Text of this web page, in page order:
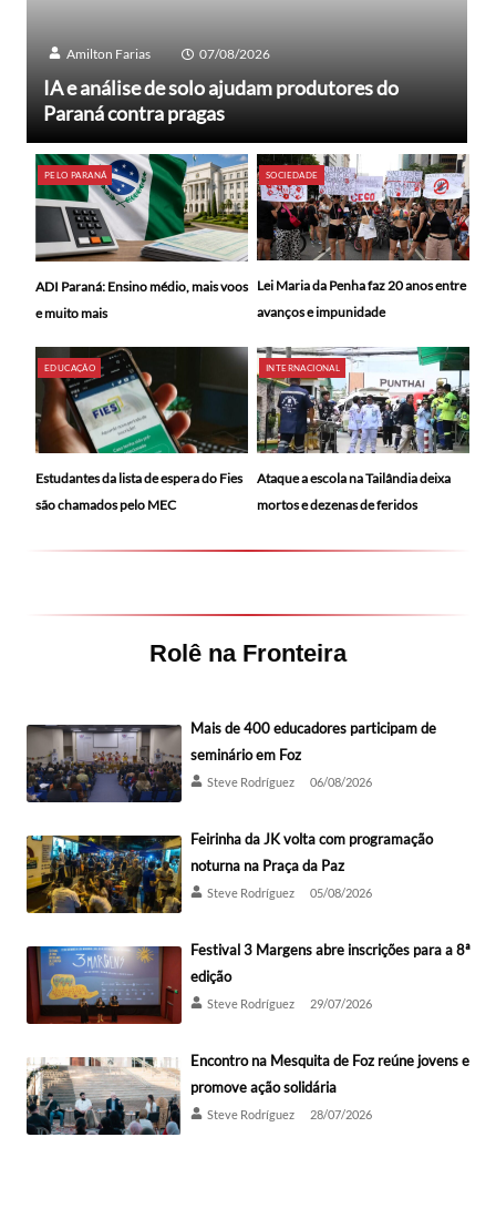
Amilton Farias 07/08/2026
IA e análise de solo ajudam produtores do
Paraná contra pragas
PELO PARANÁ
ADI Paraná: Ensino médio, mais voos
e muito mais
SOCIEDADE
Lei Maria da Penha faz 20 anos entre
avanços e impunidade
EDUCAÇÃO
Estudantes da lista de espera do Fies
são chamados pelo MEC
INTERNACIONAL
Ataque a escola na Tailândia deixa
mortos e dezenas de feridos
Rolê na Fronteira
Mais de 400 educadores participam de
seminário em Foz
Steve Rodríguez 06/08/2026
Feirinha da JK volta com programação
noturna na Praça da Paz
Steve Rodríguez 05/08/2026
Festival 3 Margens abre inscrições para a 8ª
edição
Steve Rodríguez 29/07/2026
Encontro na Mesquita de Foz reúne jovens e
promove ação solidária
Steve Rodríguez 28/07/2026